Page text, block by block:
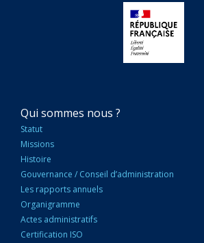
NAVIGATION
PRINCIPALE
Qui sommes nous ?
Statut
Missions
Histoire
Gouvernance / Conseil d’administration
Les rapports annuels
Organigramme
Actes administratifs
Certification ISO